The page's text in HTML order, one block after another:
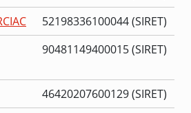
52198336100044 (SIRET)
90481149400015 (SIRET)
46420207600129 (SIRET)